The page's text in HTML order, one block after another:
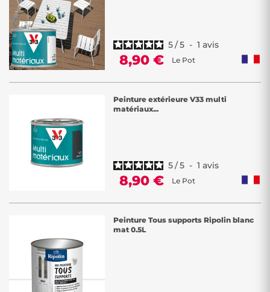
5/5 - 1 avis
8,90 € Le Pot
Peinture extérieure V33 multi
matériaux...
5/5 - 1 avis
8,90 € Le Pot
Peinture Tous supports Ripolin blanc
mat 0.5L